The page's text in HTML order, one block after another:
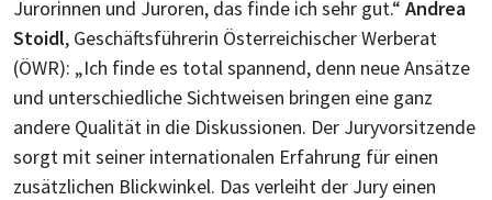
Jurorinnen und Juroren, das finde ich sehr gut.“ Andrea
Stoidl, Geschäftsführerin Österreichischer Werberat
(ÖWR): „Ich finde es total spannend, denn neue Ansätze
und unterschiedliche Sichtweisen bringen eine ganz
andere Qualität in die Diskussionen. Der Juryvorsitzende
sorgt mit seiner internationalen Erfahrung für einen
zusätzlichen Blickwinkel. Das verleiht der Jury einen